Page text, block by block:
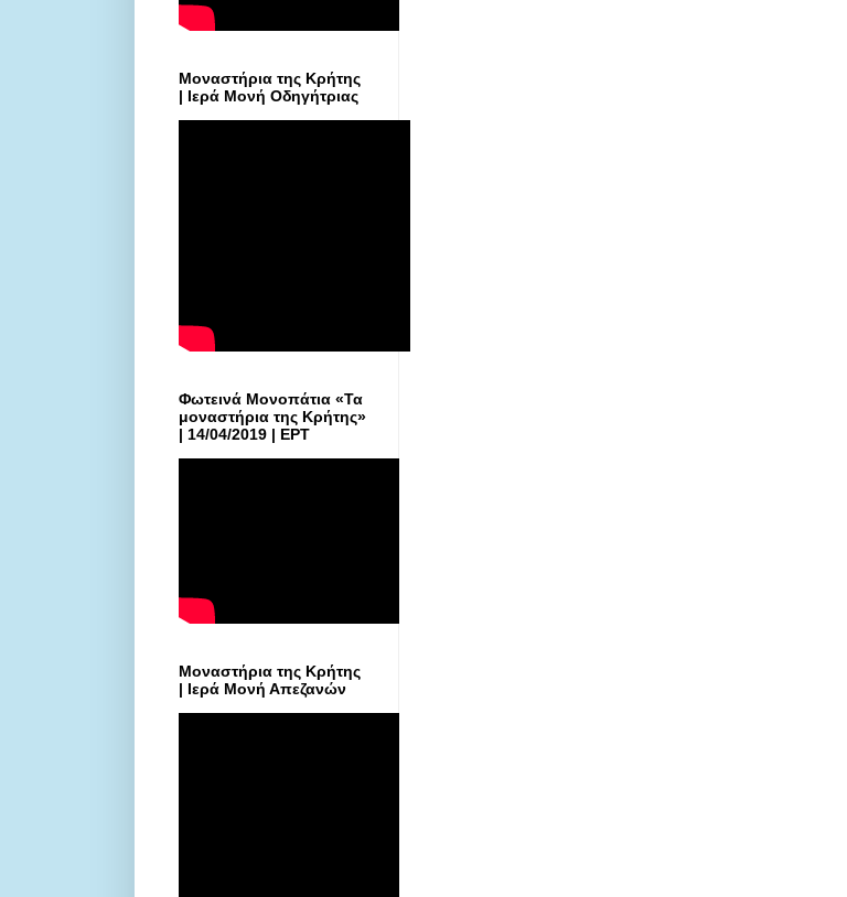
Μοναστήρια της Κρήτης
| Ιερά Μονή Οδηγήτριας
Φωτεινά Μονοπάτια «Τα
μοναστήρια της Κρήτης»
| 14/04/2019 | ΕΡΤ
Μοναστήρια της Κρήτης
| Ιερά Μονή Απεζανών